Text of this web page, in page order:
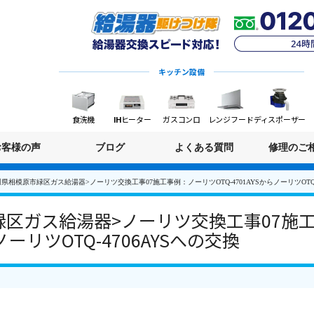
キッチン設備
食洗機 IHヒーター ガスコンロ レンジフードディスポーザー
様の声 ブログ よくある質問 修理のご
相模原市緑区ガス給湯器>ノーリツ交換工事07施工事例：ノーリツOTQ-4701AYSからノーリツ
ガス給湯器>ノーリツ交換工事07施
ーリツOTQ-4706AYSへの交換